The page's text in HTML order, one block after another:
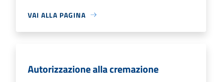
VAI ALLA PAGINA
Autorizzazione alla cremazione